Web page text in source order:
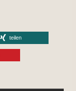
teilen